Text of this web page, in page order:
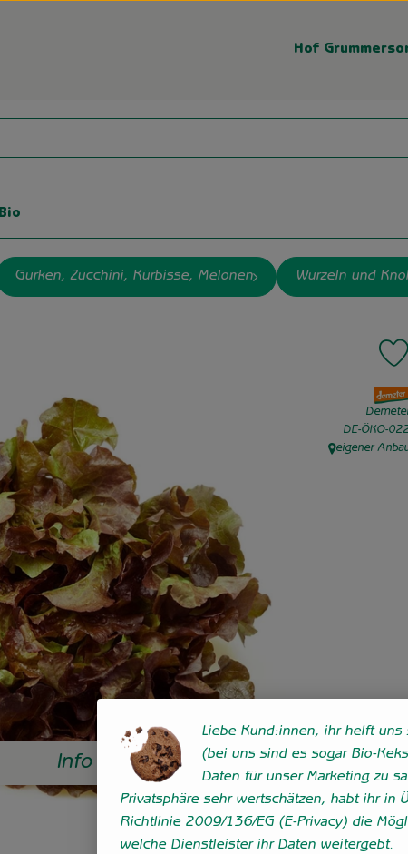
Hof
Gurken, Zucchini, Kürbisse, Melonen Wurzeln und
, Verband:
,DE-ÖKO-
, Herkunft:
eigener
Info
Liebe Kund:innen, ihr helft uns
(bei uns sind es sogar Bio-
Daten für unser Marketing zu
Privatsphäre sehr wertschätzen, habt ihr in
Richtlinie 2009/136/EG (E-Privacy) die
welche Dienstleister ihr Daten weitergebt.